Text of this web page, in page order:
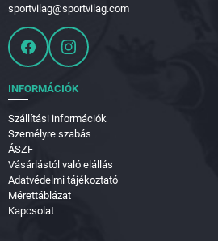
sportvilag@sportvilag.com
INFORMÁCIÓK
Szállítási információk
Személyre szabás
ÁSZF
Vásárlástól való elállás
Adatvédelmi tájékoztató
Mérettáblázat
Kapcsolat